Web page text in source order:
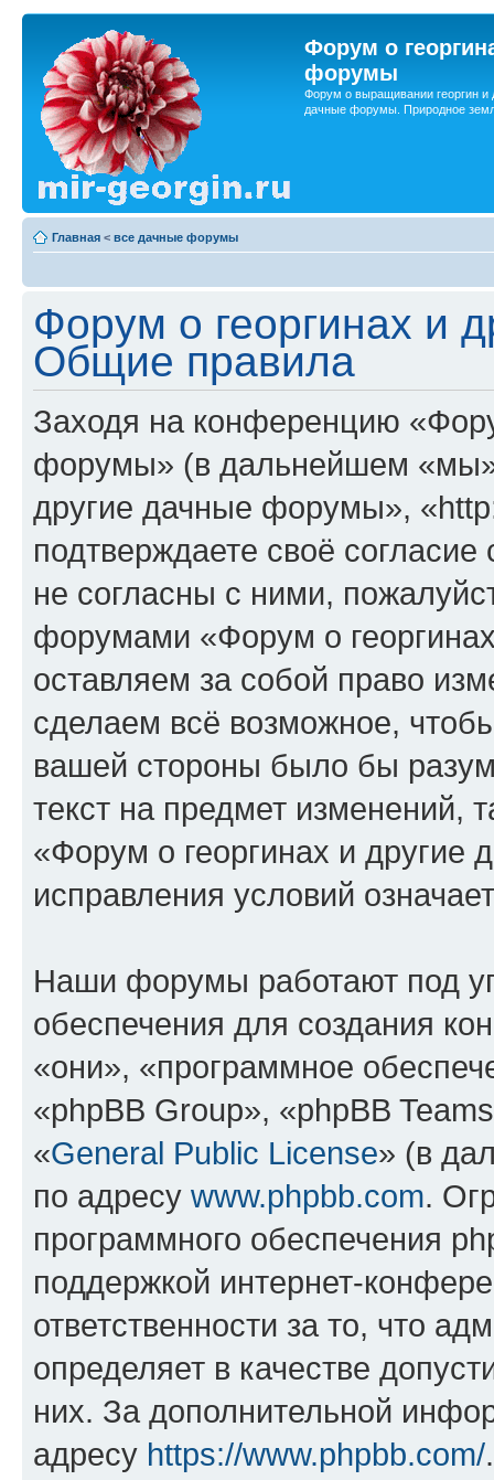
Форум о
форумы
Форум о выращивании георгин и
дачные форумы. Природное
Главная < все дачные форумы
Форум о георгинах и
Общие правила
Заходя на конференцию
форумы» (в дальнейшем
другие дачные форумы»,
подтверждаете своё
не согласны с ними,
форумами «Форум о
оставляем за собой право
сделаем всё возможное,
вашей стороны было бы
текст на предмет изменений,
«Форум о георгинах и
исправления условий
Наши форумы работают под
обеспечения для создания
«они», «программное
«phpBB Group», «phpBB
«General Public License» (в
по адресу www.phpbb.com.
программного обеспечения
поддержкой интернет-
ответственности за то, что
определяет в качестве
них. За дополнительной
адресу https://www.phpbb.com/.